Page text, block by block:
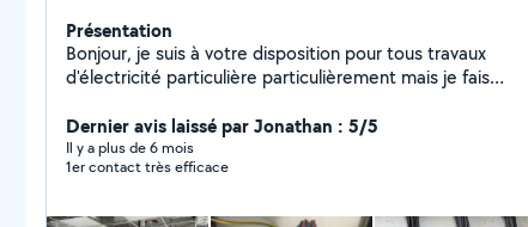
Présentation
Bonjour, je suis à votre disposition pour tous travaux
d'électricité particulière particulièrement mais je fais
rénovation intérieur couverture
Dernier avis laissé par Jonathan : 5/5
Il y a plus de 6 mois
1er contact très efficace